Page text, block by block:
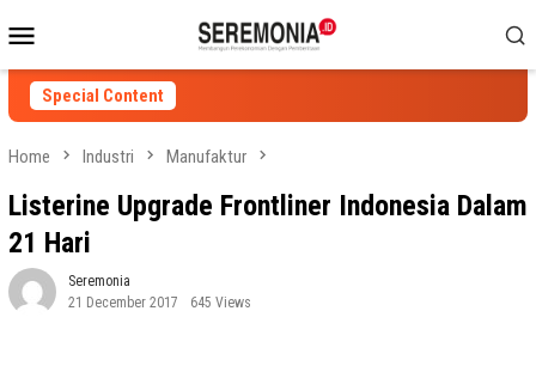
to
contentMenu
Special Content
Home Industri Manufaktur
Listerine Upgrade Frontliner Indonesia Dalam
21 Hari
Seremonia
21 December 2017
645 Views